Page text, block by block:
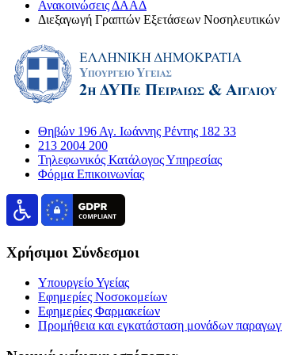
Ανακοινώσεις ΔΑΑΔ
Διεξαγωγή Γραπτών Εξετάσεων Νοσηλευτικών
Θηβών 196 Αγ. Ιωάννης Ρέντης 182 33
213 2004 200
Τηλεφωνικός Κατάλογος Υπηρεσίας
Φόρμα Επικοινωνίας
Χρήσιμοι Σύνδεσμοι
Υπουργείο Υγείας
Εφημερίες Νοσοκομείων
Εφημερίες Φαρμακείων
Προμήθεια και εγκατάσταση μονάδων